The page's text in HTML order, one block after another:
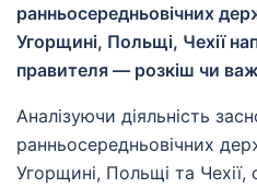
ранньосередньовічних
Угорщині, Польщі, Чехії
правителя — розкіш чи
Аналізуючи діяльність
ранньосередньовічних
Угорщині, Польщі та